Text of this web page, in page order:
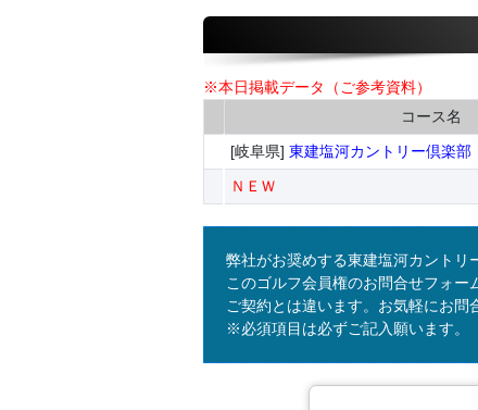
※本日掲載データ（ご参考資料）
コース名
[岐阜県] 東建塩河カントリー倶楽部
ＮＥＷ
弊社がお奨めする東建塩河カントリ
このゴルフ会員権のお問合せフォー
ご契約とは違います。お気軽にお問
※必須項目は必ずご記入願います。